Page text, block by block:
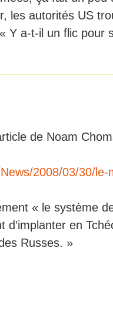
les autorités US
Y a-t-il un flic pour
de Noam
2008/03/30/le-
« le système
d’implanter en
Russes. »